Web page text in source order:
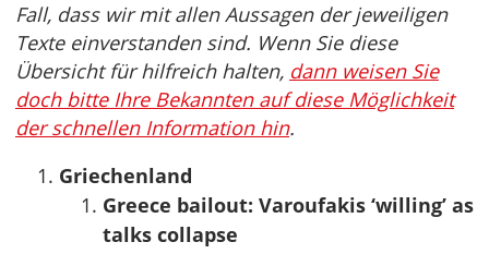
Fall, dass wir mit allen Aussagen der jeweiligen
Texte einverstanden sind. Wenn Sie diese
Übersicht für hilfreich halten, dann weisen Sie
doch bitte Ihre Bekannten auf diese Möglichkeit
der schnellen Information hin.
Griechenland
Greece bailout: Varoufakis ‘willing’ as
talks collapse